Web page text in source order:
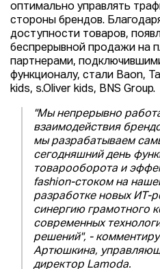
оптимально управлять
стороны брендов.
доступности товаров,
беспрерывной продажи на
партнерами,
функционалу, стали Baon,
kids, s.Oliver kids, BNS Group.
"Мы непрерывно
взаимодействия
мы разрабатываем
сегодняшний день
товарооборота и
fashion-стоком на
разработке новых ИТ-
синергию грамотного
современных
решений", -
Артюшкина,
директор Lamoda.